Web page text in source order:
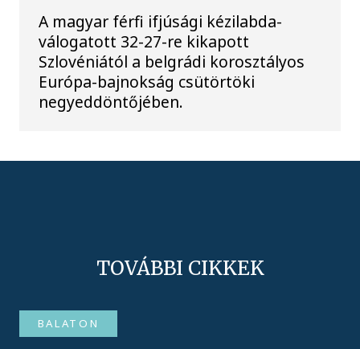
A magyar férfi ifjúsági kézilabda-
válogatott 32-27-re kikapott
Szlovéniától a belgrádi korosztályos
Európa-bajnokság csütörtöki
negyeddöntőjében.
TOVÁBBI CIKKEK
BALATON